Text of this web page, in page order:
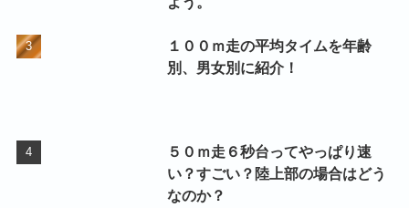
１００ｍ走の平均タイムを年齢
別、男女別に紹介！
５０ｍ走６秒台ってやっぱり速
い？すごい？陸上部の場合はどう
なのか？